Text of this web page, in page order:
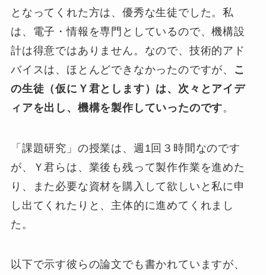
となってくれた方は、優秀な生徒でした。私
は、電子・情報を専門としているので、機構設
計は得意ではありません。なので、技術的アド
バイスは、ほとんどできなかったのですが、 こ
の生徒（仮にＹ君とします）は、次々とアイデ
ィアを出し、機構を製作していったのです。
「課題研究」の授業は、週1回３時間なのです
が、Ｙ君らは、業後も残って製作作業を進めた
り、また必要な資材を購入して欲しいと私に申
し出てくれたりと、主体的に進めてくれまし
た。
以下で示す彼らの論文でも書かれていますが、